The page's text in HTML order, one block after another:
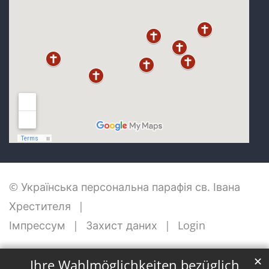
Ihre Wahlmöglichkeiten bezüglich ✕
© Українська персональна парафія св. Івана
Хрестителя
Імпрессум
Захист даних Login